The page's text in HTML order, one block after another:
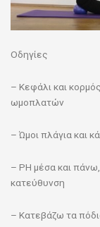
Οδηγίες
– Κεφάλι και
ωμοπλατών
– Ώμοι πλάγια και
– PH μέσα και
κατεύθυνση
– Κατεβάζω τα